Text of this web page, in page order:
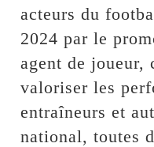
acteurs du
2024 par le
agent de
valoriser les
entraîneurs et
national, toutes